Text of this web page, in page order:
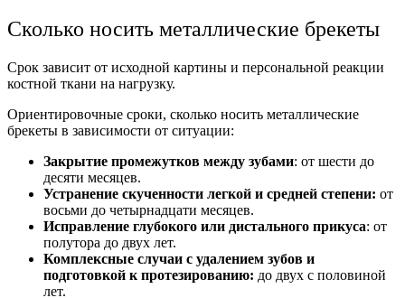
Сколько носить металлические брекеты
Срок зависит от исходной картины и персональной реакции
костной ткани на нагрузку.
Ориентировочные сроки, сколько носить металлические
брекеты в зависимости от ситуации:
Закрытие промежутков между зубами: от шести до
десяти месяцев.
Устранение скученности легкой и средней степени: от
восьми до четырнадцати месяцев.
Исправление глубокого или дистального прикуса: от
полутора до двух лет.
Комплексные случаи с удалением зубов и
подготовкой к протезированию: до двух с половиной
лет.